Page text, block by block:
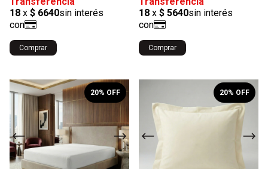
Comprar Comprar
/10
20% OFF /10
20% OFF